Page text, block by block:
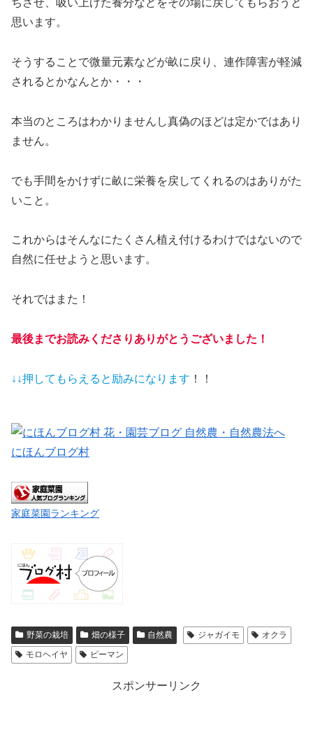
ちさせ、吸い上げた養分などをその場に戻してもらおうと
思います。
そうすることで微量元素などが畝に戻り、連作障害が軽減
されるとかなんとか・・・
本当のところはわかりませんし真偽のほどは定かではあり
ません。
でも手間をかけずに畝に栄養を戻してくれるのはありがた
いこと。
これからはそんなにたくさん植え付けるわけではないので
自然に任せようと思います。
それではまた！
最後までお読みくださりありがとうございました！
↓↓押してもらえると 励みになります ！！
にほんブログ村
家庭菜園ランキング
野菜の栽培 畑の様子 自然農 ジャガイモ
オクラ
モロヘイヤ
ピーマン
スポンサーリンク